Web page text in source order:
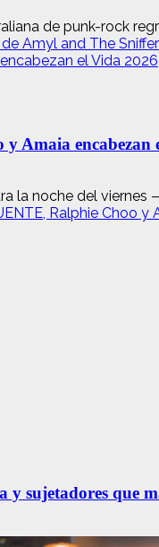
de punk-rock
Amyl and The
el Vida 2026
Amaia encabezan
la noche del
Ralphie Choo
y sujetadores que